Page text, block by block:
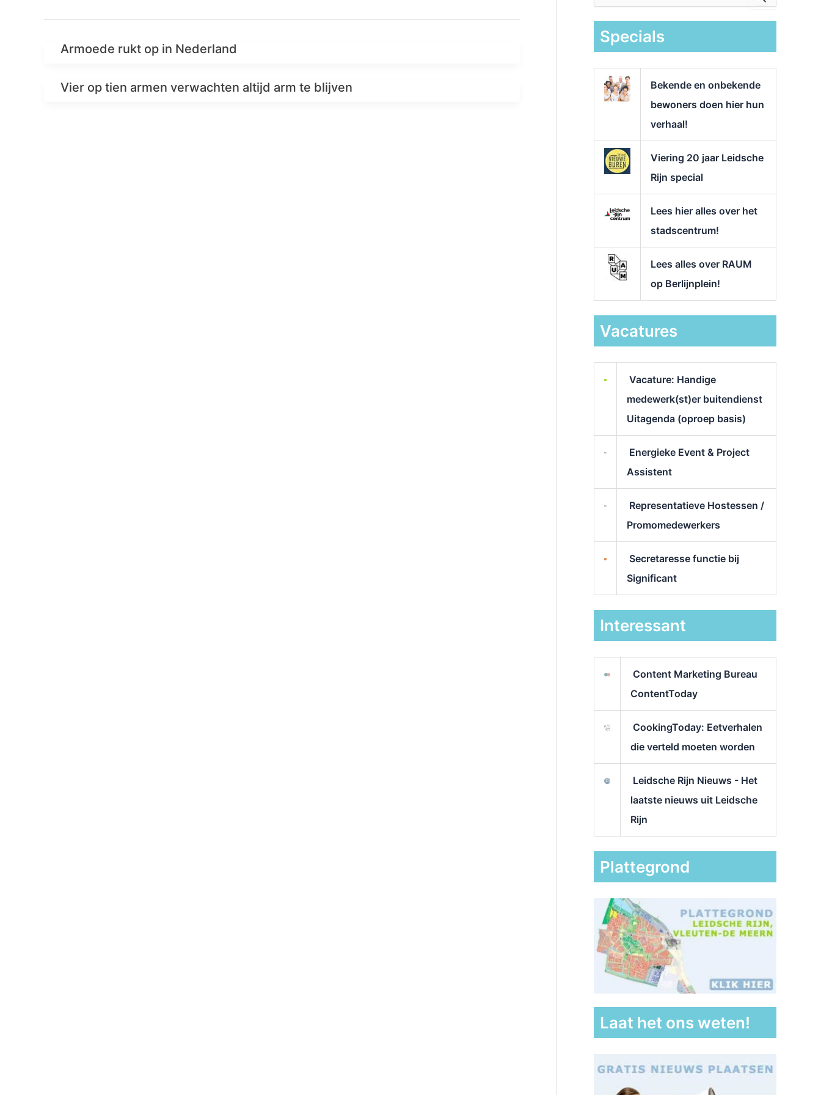
Armoede rukt op in Nederland
Vier op tien armen verwachten altijd arm te blijven
k
Specials
Bekende en onbekende
bewoners doen hier hun
verhaal!
Viering 20 jaar Leidsche
Rijn special
Lees hier alles over het
stadscentrum!
Lees alles over RAUM
op Berlijnplein!
Vacatures
Vacature: Handige
medewerk(st)er buitendienst
Uitagenda (oproep basis)
Energieke Event & Project
Assistent
Representatieve Hostessen /
Promomedewerkers
Secretaresse functie bij
Significant
Interessant
Content Marketing Bureau
ContentToday
CookingToday: Eetverhalen
die verteld moeten worden
Leidsche Rijn Nieuws - Het
laatste nieuws uit Leidsche
Rijn
Plattegrond
Laat het ons weten!